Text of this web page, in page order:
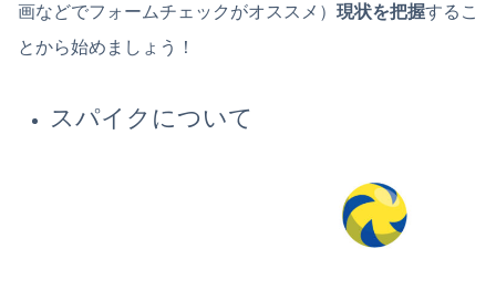
画などでフォームチェックがオススメ） 現状を把握するこ
とから始めましょう！
スパイクについて